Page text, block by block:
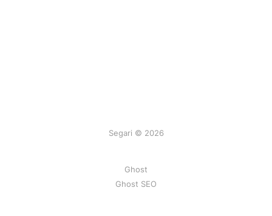
Segari © 2026
Ghost
Ghost SEO